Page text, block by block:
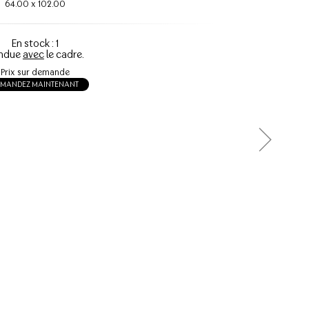
64.00 x 102.00
En stock : 1
avecle cadre.
Prix sur demande
MAINTENANT